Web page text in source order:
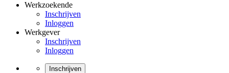
Werkzoekende
Inschrijven
Inloggen
Werkgever
Inschrijven
Inloggen
Inschrijven